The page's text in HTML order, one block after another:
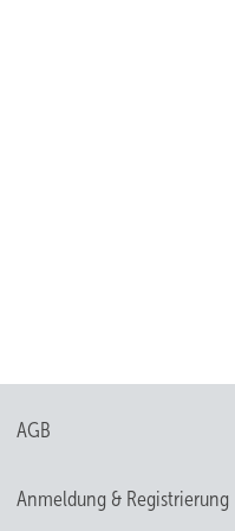
AGB
Anmeldung & Registrierung